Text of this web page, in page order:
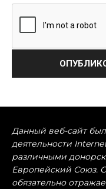
Данный веб-сайт
деятельности
различными
Европейский Союз.
обязательно